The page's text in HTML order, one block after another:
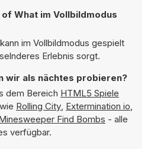
What im Vollbildmodus
im Vollbildmodus gespielt
Erlebnis sorgt.
wir als nächtes probieren?
dem Bereich HTML5 Spiele
Rolling City, Extermination io,
Find Bombs - alle
verfügbar.